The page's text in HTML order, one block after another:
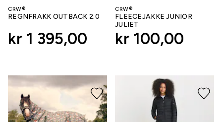
CRW®
REGNFRAKK OUTBACK 2.0
kr 1 395,00
CRW®
FLEECEJAKKE JUNIOR
JULIET
kr 100,00